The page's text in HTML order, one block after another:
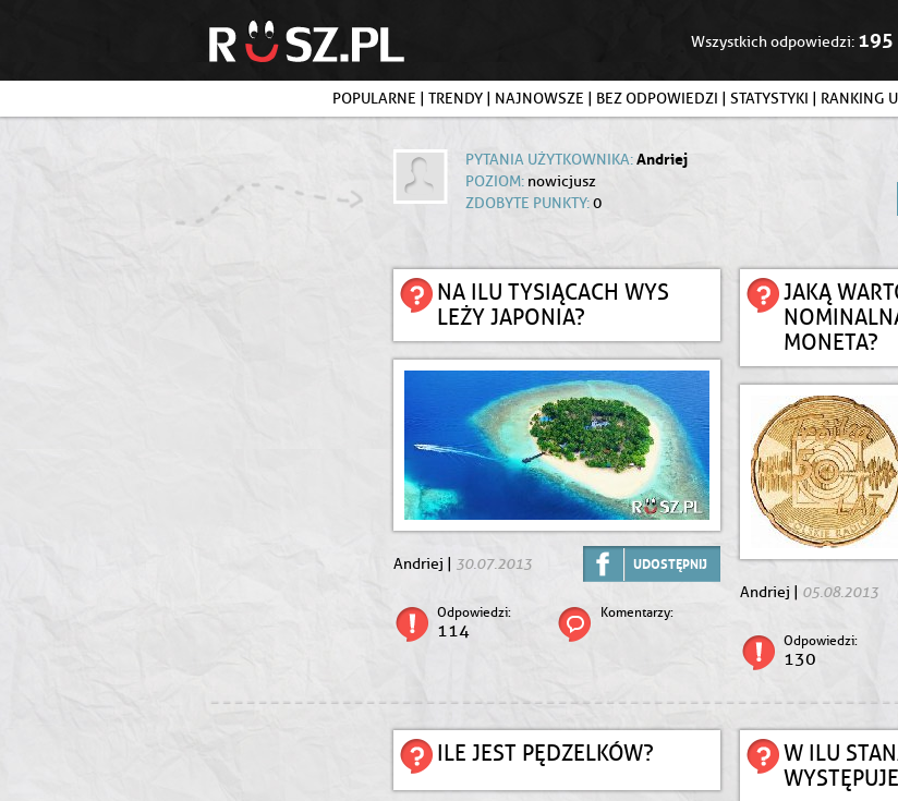
Wszystkich odpowiedzi: 195
POPULARNE | TRENDY | NAJNOWSZE | BEZ ODPOWIEDZI | STATYSTYKI | RANKING
PYTANIA UŻYTKOWNIKA:Andriej
POZIOM: nowicjusz
ZDOBYTE PUNKTY:0
NA ILU TYSIĄCACH WYS
LEŻY JAPONIA?
Andriej | 30.07.2013 UDOSTĘPNIJ
Odpowiedzi:
114
Komentarzy:
JAKĄ
MONETA?
Andriej | 05.08.2013
Odpowiedzi:
130
ILE JEST PĘDZELKÓW?
W ILU